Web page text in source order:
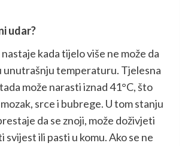
udar?
kada tijelo više ne može da
unutrašnju temperaturu. Tjelesna
može narasti iznad 41°C, što
srce i bubrege. U tom stanju
da se znoji, može doživjeti
svijest ili pasti u komu. Ako se ne